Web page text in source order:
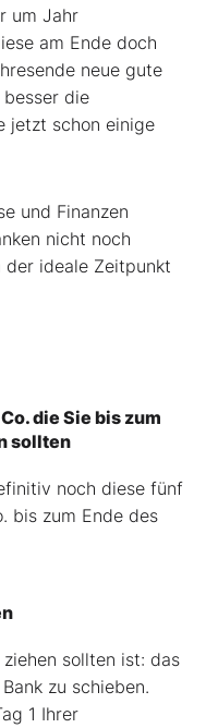
um Jahr
am Ende doch
neue gute
die
jetzt schon einige
und Finanzen
nicht noch
ideale Zeitpunkt
die Sie bis zum
sollten
noch diese fünf
bis zum Ende des
sollten ist: das
zu schieben.
1 Ihrer